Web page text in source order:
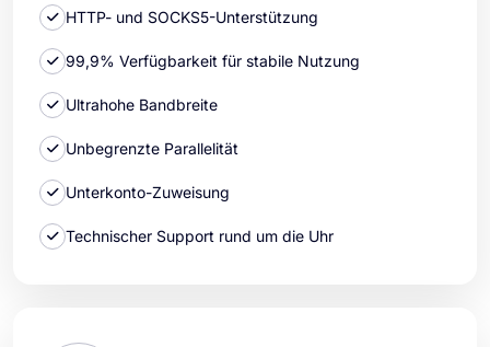
HTTP- und SOCKS5-Unterstützung
99,9% Verfügbarkeit für stabile Nutzung
Ultrahohe Bandbreite
Unbegrenzte Parallelität
Unterkonto-Zuweisung
Technischer Support rund um die Uhr